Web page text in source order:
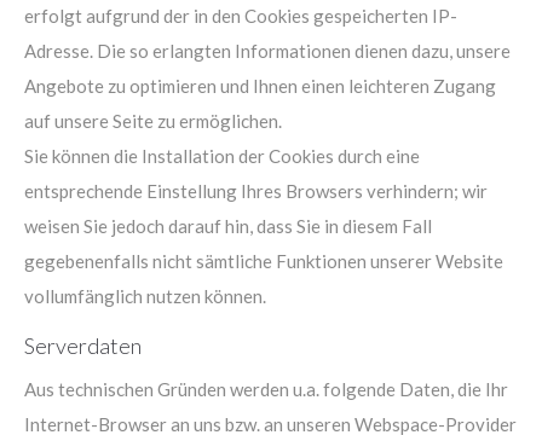
erfolgt aufgrund der in den Cookies gespeicherten IP-
Adresse. Die so erlangten Informationen dienen dazu, unsere
Angebote zu optimieren und Ihnen einen leichteren Zugang
auf unsere Seite zu ermöglichen.
Sie können die Installation der Cookies durch eine
entsprechende Einstellung Ihres Browsers verhindern; wir
weisen Sie jedoch darauf hin, dass Sie in diesem Fall
gegebenenfalls nicht sämtliche Funktionen unserer Website
vollumfänglich nutzen können.
Serverdaten
Aus technischen Gründen werden u.a. folgende Daten, die Ihr
Internet-Browser an uns bzw. an unseren Webspace-Provider